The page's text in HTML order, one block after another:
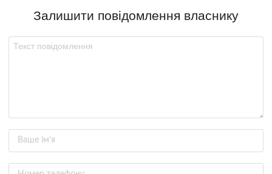
Залишити повідомлення власнику